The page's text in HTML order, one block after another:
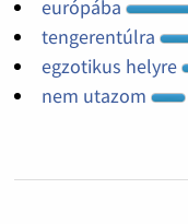
európába
tengerentúlra
egzotikus helyre
nem utazom